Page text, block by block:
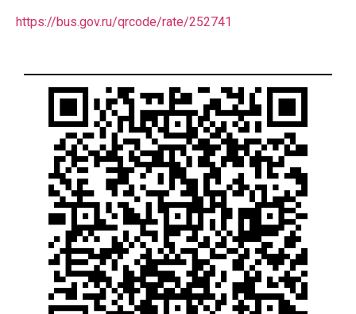
https://bus.gov.ru/qrcode/rate/252741